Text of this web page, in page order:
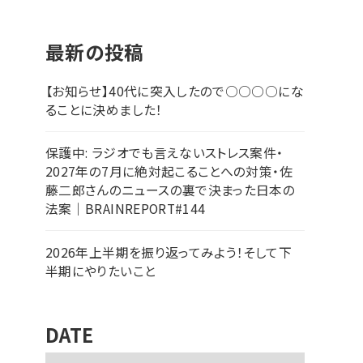
最新の投稿
【お知らせ】40代に突入したので○○○○にな
ることに決めました！
保護中: ラジオでも言えないストレス案件・
2027年の7月に絶対起こることへの対策・佐
藤二郎さんのニュースの裏で決まった日本の
法案｜BRAINREPORT#144
2026年上半期を振り返ってみよう！そして下
半期にやりたいこと
DATE